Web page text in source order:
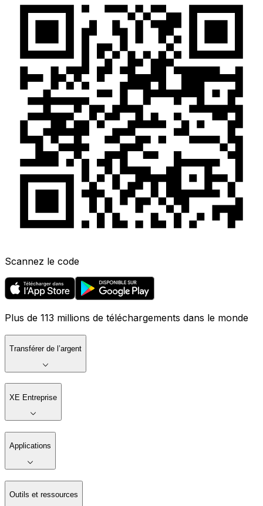
Scannez le code
Plus de 113 millions de téléchargements dans le monde
Transférer de l’argent
XE Entreprise
Applications
Outils et ressources